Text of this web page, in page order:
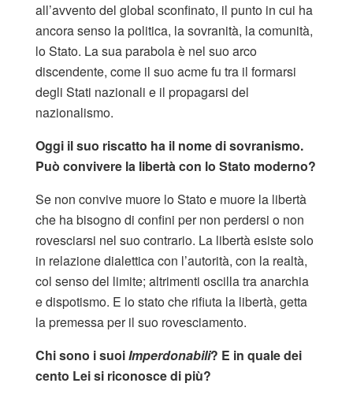
all’avvento del global sconfinato, il punto in cui ha
ancora senso la politica, la sovranità, la comunità,
lo Stato. La sua parabola è nel suo arco
discendente, come il suo acme fu tra il formarsi
degli Stati nazionali e il propagarsi del
nazionalismo.
Oggi il suo riscatto ha il nome di sovranismo.
Può convivere la libertà con lo Stato moderno?
Se non convive muore lo Stato e muore la libertà
che ha bisogno di confini per non perdersi o non
rovesciarsi nel suo contrario. La libertà esiste solo
in relazione dialettica con l’autorità, con la realtà,
col senso del limite; altrimenti oscilla tra anarchia
e dispotismo. E lo stato che rifiuta la libertà, getta
la premessa per il suo rovesciamento.
Chi sono i suoiImperdonabili? E in quale dei
cento Lei si riconosce di più?